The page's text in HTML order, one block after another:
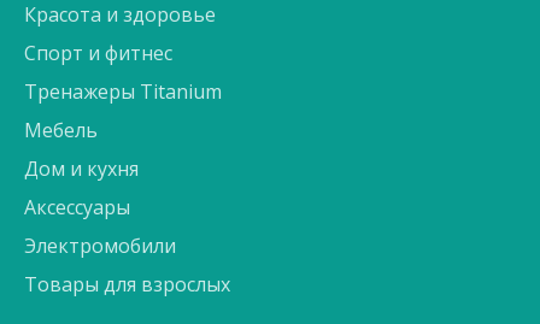
Красота и здоровье
Спорт и фитнес
Тренажеры Titanium
Мебель
Дом и кухня
Аксессуары
Электромобили
Товары для взрослых